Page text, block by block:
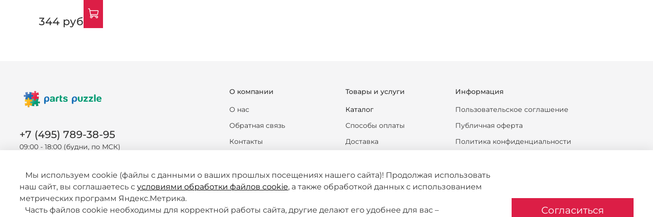
344 руб
О компании
О нас
Обратная связь
Контакты
Новости
Статьи
Товары и услуги
Каталог
Способы оплаты
Доставка
Формы документов
Информация
Пользовательское соглашение
Публичная оферта
Политика конфиденциальности
Политика обработки персональных данных
Согласие на обработку персональных данных
Политика обработки файлов cookie
+7 (495) 789-38-95
09:00 - 18:00 (будни, по МСК)
Мы используем cookie (файлы с данными о ваших прошлых посещениях нашего сайта)! Продолжая использовать
наш сайт, вы соглашаетесь с условиями обработки файлов cookie, а также обработкой данных с использованием
метрических программ Яндекс.Метрика.
Часть файлов cookie необходимы для корректной работы сайта, другие делают его удобнее для вас –
Согласиться